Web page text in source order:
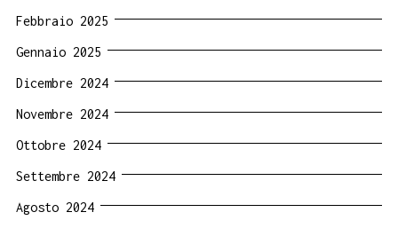
Febbraio 2025
Gennaio 2025
Dicembre 2024
Novembre 2024
Ottobre 2024
Settembre 2024
Agosto 2024